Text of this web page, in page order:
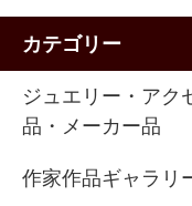
カテゴリー
ジュエリー・アク
品・メーカー品
作家作品ギャラリ